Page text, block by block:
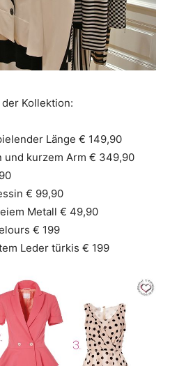
Kollektion:
Länge € 149,90
und kurzem Arm € 349,90
€ 99,90
Metall € 49,90
€ 199
Leder türkis € 199